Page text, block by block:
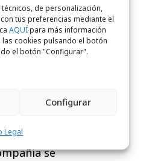
de personalización,
tus preferencias mediante el
AQUÍpara más información
cookies pulsando el botón
el botón "Configurar".
Configurar
Legal
es
con una
de
el Reino
se